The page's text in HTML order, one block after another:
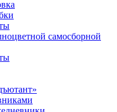
самосборной